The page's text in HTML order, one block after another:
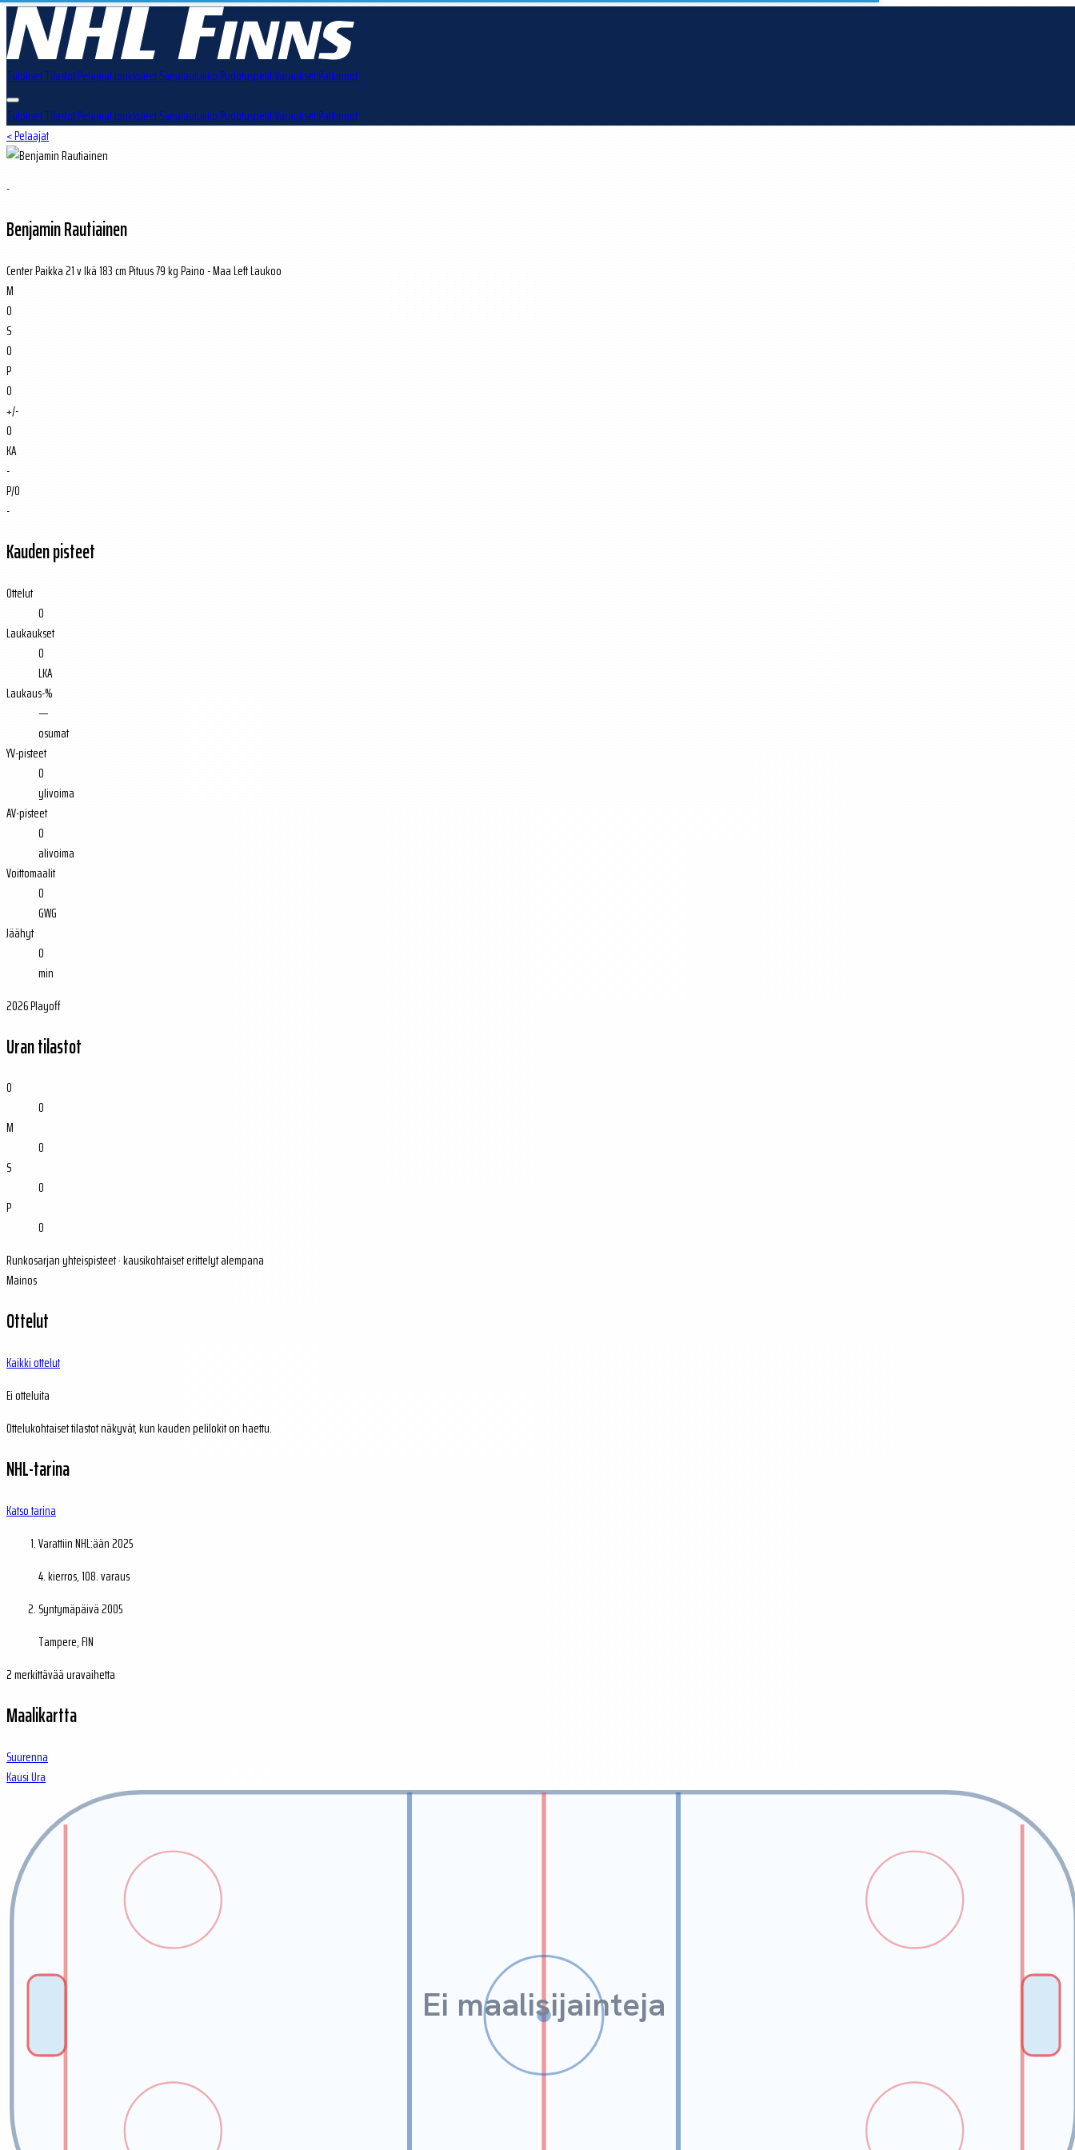
TuloksetTilastotPelaajatJoukkueetSarjataulukkoPudotuspelitVarauksetPalkinnot
TuloksetTilastotPelaajatJoukkueetSarjataulukkoPudotuspelitVarauksetPalkinnot
< Pelaajat
-
Benjamin Rautiainen
CenterPaikka21 vIkä183 cmPituus79 kgPaino-MaaLeftLaukoo
M
0
S
0
P
0
+/-
0
KA
-
P/O
-
Kauden pisteet
Ottelut
0
Laukaukset
0
LKA
Laukaus-%
—
osumat
YV-pisteet
0
ylivoima
AV-pisteet
0
alivoima
Voittomaalit
0
GWG
Jäähyt
0
min
2026 Playoff
Uran tilastot
O
0
M
0
S
0
P
0
Runkosarjan yhteispisteet · kausikohtaiset erittelyt alempana
Mainos
Ottelut
Kaikki ottelut
Ei otteluita
Ottelukohtaiset tilastot näkyvät, kun kauden pelilokit on haettu.
NHL-tarina
Katso tarina
Varattiin NHL:ään2025
4. kierros, 108. varaus
Syntymäpäivä2005
Tampere, FIN
2 merkittävää uravaihetta
Maalikartta
Suurenna
KausiUra
Ei maalisijainteja